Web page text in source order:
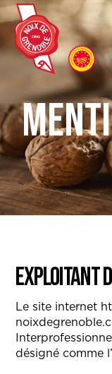
Exploitant
Le site internet
désigné comme